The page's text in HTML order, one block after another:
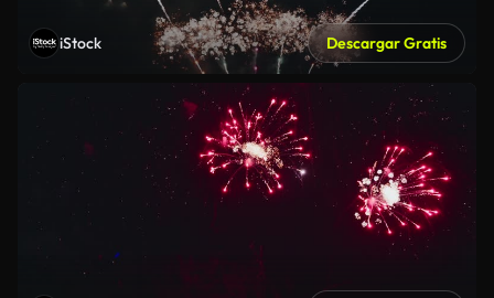
iStock Descargar Gratis